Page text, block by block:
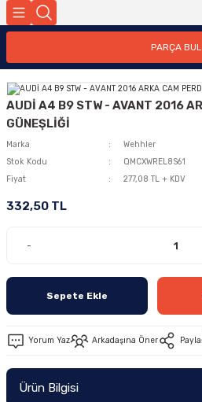
PARÇA BUL
AUDİ A4 B9 STW - AVANT 2016
GÜNEŞLİĞİ
Marka
Wehhler
Stok Kodu
QMCXWREL8S61
Fiyat
277,08 TL + KDV
332,50 TL
-
Sepete Ekle
Yorum Yaz Arkadaşına Öner
Ürün Bilgisi